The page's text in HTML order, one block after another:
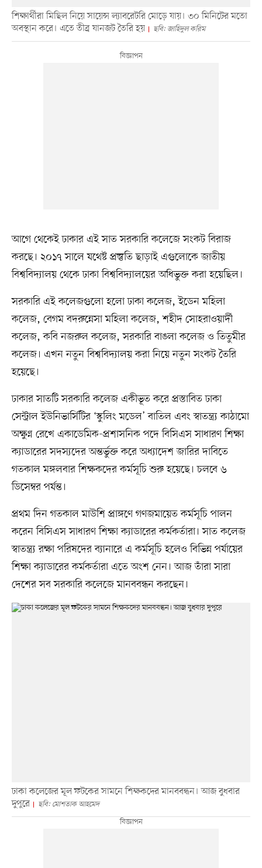
শিক্ষার্থীরা মিছিল নিয়ে সায়েন্স ল্যাবরেটরি মোড়ে যায়। ৩০ মিনিটের মতো
অবস্থান করে। এতে তীব্র যানজট তৈরি হয়
ছবি: জাহিদুল করিম
আগে থেকেই ঢাকার এই সাত সরকারি কলেজে সংকট বিরাজ
করছে। ২০১৭ সালে যথেষ্ট প্রস্তুতি ছাড়াই এগুলোকে জাতীয়
বিশ্ববিদ্যালয় থেকে ঢাকা বিশ্ববিদ্যালয়ের অধিভুক্ত করা হয়েছিল।
সরকারি এই কলেজগুলো হলো ঢাকা কলেজ, ইডেন মহিলা
কলেজ, বেগম বদরুন্নেসা মহিলা কলেজ, শহীদ সোহরাওয়ার্দী
কলেজ, কবি নজরুল কলেজ, সরকারি বাঙলা কলেজ ও তিতুমীর
কলেজ। এখন নতুন বিশ্ববিদ্যালয় করা নিয়ে নতুন সংকট তৈরি
হয়েছে।
ঢাকার সাতটি সরকারি কলেজ একীভূত করে প্রস্তাবিত ঢাকা
সেন্ট্রাল ইউনিভার্সিটির ‘স্কুলিং মডেল’ বাতিল এবং স্বাতন্ত্র্য কাঠামো
অক্ষুণ্ন রেখে একাডেমিক-প্রশাসনিক পদে বিসিএস সাধারণ শিক্ষা
ক্যাডারের সদস্যদের অন্তর্ভুক্ত করে অধ্যাদেশ জারির দাবিতে
গতকাল মঙ্গলবার শিক্ষকদের কর্মসূচি শুরু হয়েছে। চলবে ৬
ডিসেম্বর পর্যন্ত।
প্রথম দিন গতকাল মাউশি প্রাঙ্গণে গণজমায়েত কর্মসূচি পালন
করেন বিসিএস সাধারণ শিক্ষা ক্যাডারের কর্মকর্তারা। সাত কলেজ
স্বাতন্ত্র্য রক্ষা পরিষদের ব্যানারে এ কর্মসূচি হলেও বিভিন্ন পর্যায়ের
শিক্ষা ক্যাডারের কর্মকর্তারা এতে অংশ নেন। আজ তাঁরা সারা
দেশের সব সরকারি কলেজে মানববন্ধন করছেন।
ঢাকা কলেজের মূল ফটকের সামনে শিক্ষকদের মানববন্ধন। আজ বুধবার
দুপুরে
ছবি: মোশতাক আহমেদ